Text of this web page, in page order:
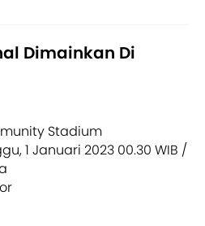
Dimainkan Di
Stadium
1 Januari 2023 00.30 WIB /